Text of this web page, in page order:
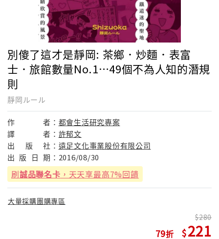
別傻了這才是靜岡: 茶鄉．炒麵．表富
士．旅館數量No.1…49個不為人知的潛規
則
靜岡ルール
作 者： 都會生活研究專案
譯
者： 許郁文
出
版 社： 遠足文化事業股份有限公司
出 版 日 期： 2016/08/30
刷誠品聯名卡 ，天天享最高7%回饋
大量採購團購專區
79
280
221